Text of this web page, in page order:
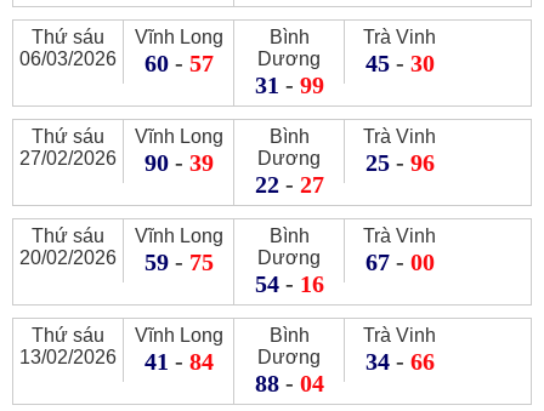
Thứ sáu
06/03/2026
Vĩnh Long
60- 57
Bình
Dương
31 - 99
Trà Vinh
45- 30
Thứ sáu
27/02/2026
Vĩnh Long
90- 39
Bình
Dương
22- 27
Trà Vinh
25- 96
Thứ sáu
20/02/2026
Vĩnh Long
59- 75
Bình
Dương
54- 16
Trà Vinh
67- 00
Thứ sáu
13/02/2026
Vĩnh Long
41 - 84
Bình
Dương
88- 04
Trà Vinh
34- 66